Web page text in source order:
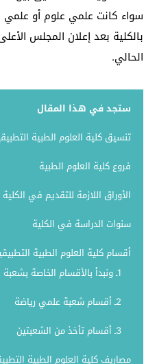
سواء كانت علمي علوم أو علمي
بالكلية بعد إعلان المجلس
الحالي.
ستجد في هذا المقال
تنسيق كلية العلوم الطبية التطبيقية
فروع كلية العلوم الطبية
الأوراق اللازمة للتقديم في الكلية
سنوات الدراسة في الكلية
أقسام كلية العلوم الطبية
1ـ ونبدأ بالأقسام الخاصة بشعبة علمي علوم
2ـ أقسام شعبة علمي رياضة
3ـ أقسام تأخذ من الشعبتين
مصاريف كلية العلوم الطبية